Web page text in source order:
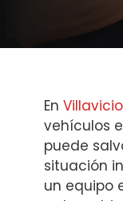
En
vehículos
puede
situación
un equipo